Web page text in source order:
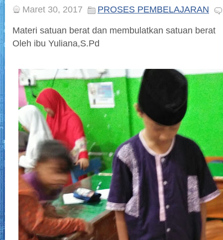
Maret 30, 2017
PROSES PEMBELAJARAN
Materi satuan berat dan membulatkan satuan berat
Oleh ibu Yuliana,S.Pd